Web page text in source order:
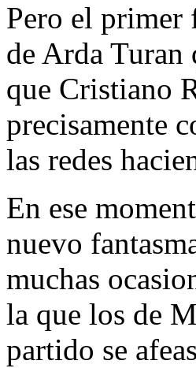
Pero el
de Arda Turan
que Cristiano
precisamente
las redes
En ese
nuevo
muchas
la que los de
partido se